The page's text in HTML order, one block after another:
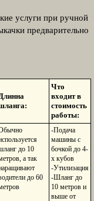
услуги при ручной
предварительно
Что
входит в
стоимость
работы:
до 10
а так
до 60
-Подача
машины с
бочкой до 4-
х кубов
-Утилизация
-Шланг до
10 метров и
выше от